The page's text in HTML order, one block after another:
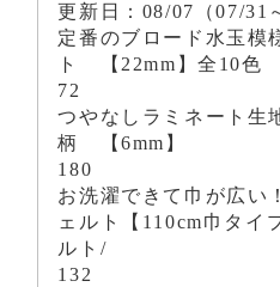
更新日：08/07（07/31
定番のブロード水玉模
ト 【22mm】全10色
72
つやなしラミネート生
柄 【6mm】
180
お洗濯できて巾が広い
ェルト【110cm巾タイ
ルト/
132